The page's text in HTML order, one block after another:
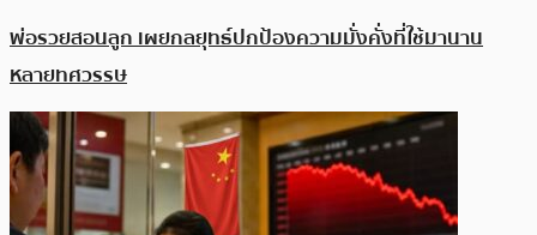
พ่อรวยสอนลูก เผยกลยุทธ์ปกป้องความมั่งคั่งที่ใช้มานาน
หลายทศวรรษ